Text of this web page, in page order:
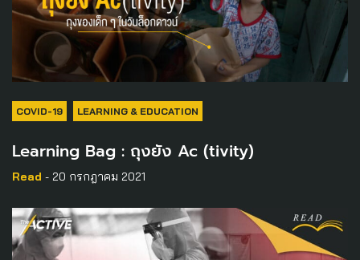
COVID-19 LEARNING & EDUCATION
Learning Bag : ถุงยัง Ac (tivity)
Read - 20 กรกฎาคม 2021